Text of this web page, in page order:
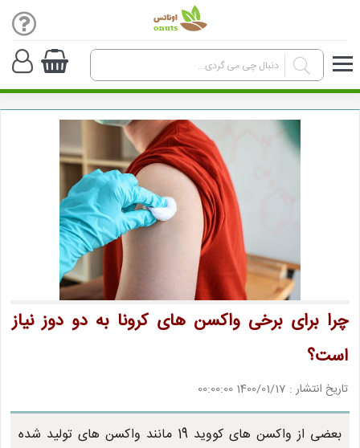
چرا برای برخی واکسن های کرونا به دو دوز نیاز
است؟
تاریخ انتشار : 1400/01/17 00:00:00
بعضی از واکسن های کووید 19 مانند واکسن های تولید شده